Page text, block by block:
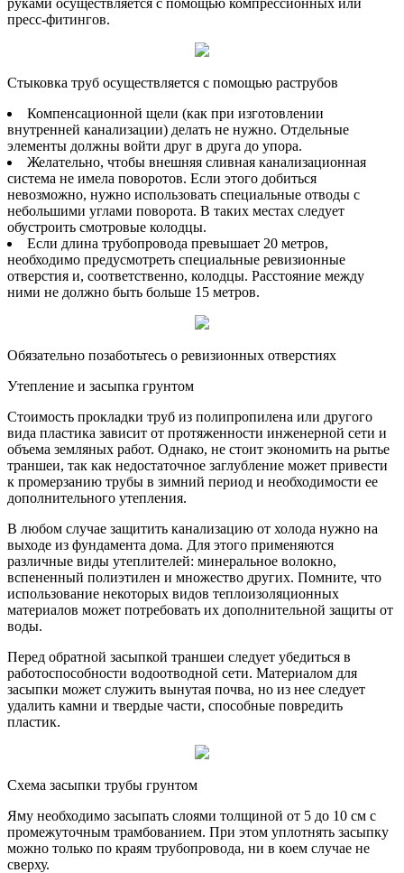
пресс-фитингов.
Стыковка труб осуществляется с помощью раструбов
Компенсационной щели (как при изготовлении
внутренней канализации) делать не нужно. Отдельные
элементы должны войти друг в друга до упора.
Желательно, чтобы внешняя сливная канализационная
система не имела поворотов. Если этого добиться
невозможно, нужно использовать специальные отводы с
небольшими углами поворота. В таких местах следует
обустроить смотровые колодцы.
Если длина трубопровода превышает 20 метров,
необходимо предусмотреть специальные ревизионные
отверстия и, соответственно, колодцы. Расстояние между
ними не должно быть больше 15 метров.
Обязательно позаботьтесь о ревизионных отверстиях
Утепление и засыпка грунтом
Стоимость прокладки труб из полипропилена или другого
вида пластика зависит от протяженности инженерной сети и
объема земляных работ. Однако, не стоит экономить на рытье
траншеи, так как недостаточное заглубление может привести
к промерзанию трубы в зимний период и необходимости ее
дополнительного утепления.
В любом случае защитить канализацию от холода нужно на
выходе из фундамента дома. Для этого применяются
различные виды утеплителей: минеральное волокно,
вспененный полиэтилен и множество других. Помните, что
использование некоторых видов теплоизоляционных
материалов может потребовать их дополнительной защиты от
воды.
Перед обратной засыпкой траншеи следует убедиться в
работоспособности водоотводной сети. Материалом для
засыпки может служить вынутая почва, но из нее следует
удалить камни и твердые части, способные повредить
пластик.
Схема засыпки трубы грунтом
Яму необходимо засыпать слоями толщиной от 5 до 10 см с
промежуточным трамбованием. При этом уплотнять засыпку
можно только по краям трубопровода, ни в коем случае не
сверху.